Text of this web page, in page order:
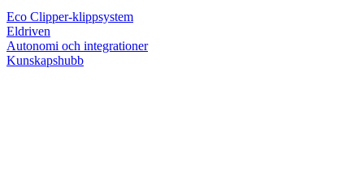
Eco Clipper-klippsystem
Eldriven
Autonomi och integrationer
Kunskapshubb